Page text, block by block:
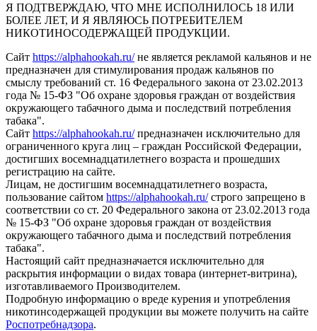
Я ПОДТВЕРЖДАЮ, ЧТО МНЕ ИСПОЛНИЛОСЬ 18 ИЛИ
БОЛЕЕ ЛЕТ, И Я ЯВЛЯЮСЬ ПОТРЕБИТЕЛЕМ
НИКОТИНОСОДЕРЖАЩЕЙ ПРОДУКЦИИ.
Сайт https://alphahookah.ru/не является рекламой кальянов и не
предназначен для стимулирования продаж кальянов по
смыслу требований ст. 16 Федерального закона от 23.02.2013
года № 15-ФЗ "Об охране здоровья граждан от воздействия
окружающего табачного дыма и последствий потребления
табака".
Сайт https://alphahookah.ru/предназначен исключительно для
ограниченного круга лиц – граждан Российской Федерации,
достигших восемнадцатилетнего возраста и прошедших
регистрацию на сайте.
Лицам, не достигшим восемнадцатилетнего возраста,
пользование сайтом https://alphahookah.ru/строго запрещено в
соответствии со ст. 20 Федерального закона от 23.02.2013 года
№ 15-ФЗ "Об охране здоровья граждан от воздействия
окружающего табачного дыма и последствий потребления
табака".
Настоящий сайт предназначается исключительно для
раскрытия информации о видах товара (интернет-витрина),
изготавливаемого Производителем.
Подробную информацию о вреде курения и употребления
никотинсодержащей продукции вы можете получить на сайте
Роспотребнадзора.